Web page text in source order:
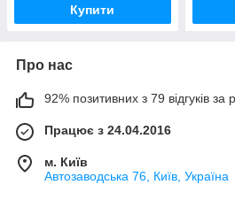
Купити
Про нас
92% позитивних з 79 відгуків за
Працює з 24.04.2016
м. Київ
Автозаводська 76, Київ, Україна